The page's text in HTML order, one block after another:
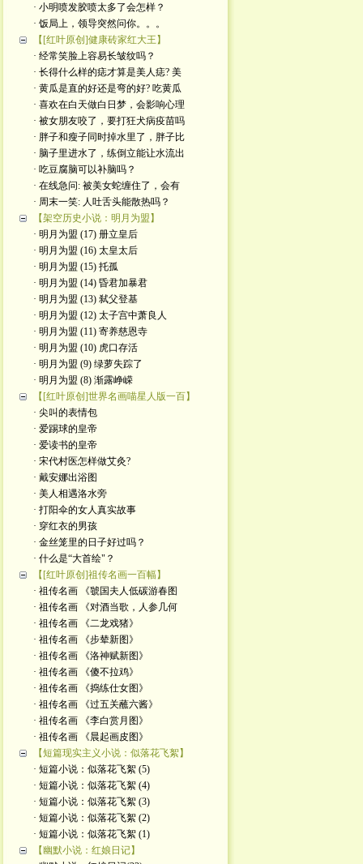
· 小明喷发胶喷太多了会怎样？
· 饭局上，领导突然问你。。。
【[红叶原创]健康砖家红大王】
· 经常笑脸上容易长皱纹吗？
· 长得什么样的痣才算是美人痣? 美
· 黄瓜是直的好还是弯的好? 吃黄瓜
· 喜欢在白天做白日梦，会影响心理
· 被女朋友咬了，要打狂犬病疫苗吗
· 胖子和瘦子同时掉水里了，胖子比
· 脑子里进水了，练倒立能让水流出
· 吃豆腐脑可以补脑吗？
· 在线急问: 被美女蛇缠住了，会有
· 周末一笑: 人吐舌头能散热吗？
【架空历史小说：明月为盟】
· 明月为盟 (17) 册立皇后
· 明月为盟 (16) 太皇太后
· 明月为盟 (15) 托孤
· 明月为盟 (14) 昏君加暴君
· 明月为盟 (13) 弑父登基
· 明月为盟 (12) 太子宫中萧良人
· 明月为盟 (11) 寄养慈恩寺
· 明月为盟 (10) 虎口存活
· 明月为盟 (9) 绿萝失踪了
· 明月为盟 (8) 渐露峥嵘
【[红叶原创]世界名画喵星人版一百】
· 尖叫的表情包
· 爱踢球的皇帝
· 爱读书的皇帝
· ​宋代村医怎样做艾灸?
· 戴安娜出浴图
· 美人相遇洛水旁
· 打阳伞的女人真实故事
· 穿红衣的男孩
· 金丝笼里的日子好过吗？
· 什么是“大首绘"？
【[红叶原创]祖传名画一百幅】
· 祖传名画 《虢国夫人低碳游春图
· 祖传名画 《对酒当歌，人参几何
· 祖传名画 《二龙戏猪》
· 祖传名画 《步辇新图》
· 祖传名画 《洛神赋新图》
· 祖传名画 《傻不拉鸡》
· 祖传名画 《捣练仕女图》
· 祖传名画 《过五关蘸六酱》
· 祖传名画 《李白赏月图》
· 祖传名画 《晨起画皮图》
【短篇现实主义小说：似落花飞絮】
· 短篇小说：似落花飞絮 (5)
· 短篇小说：似落花飞絮 (4)
· 短篇小说：似落花飞絮 (3)
· 短篇小说：似落花飞絮 (2)
· 短篇小说：似落花飞絮 (1)
【幽默小说：红娘日记】